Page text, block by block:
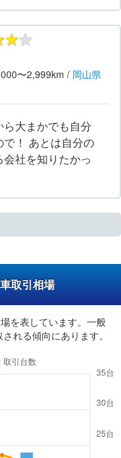
〜2,999km / 岡山県
大まかでも自分
！ あとは自分の
社を知りたかっ
取引相場
を表しています。一般
れる傾向にあります。